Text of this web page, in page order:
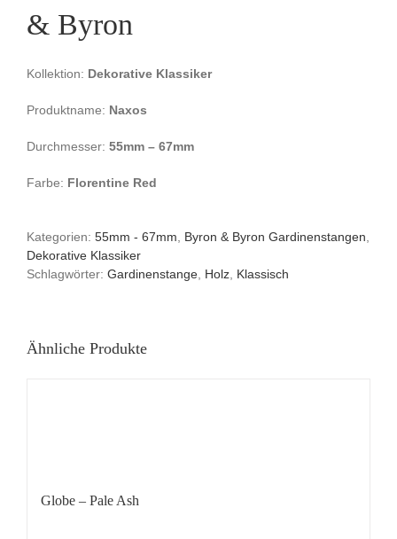
& Byron
Kollektion: Dekorative Klassiker
Produktname: Naxos
Durchmesser: 55mm – 67mm
Farbe: Florentine Red
Kategorien: 55mm - 67mm, Byron & Byron Gardinenstangen,
Dekorative Klassiker
Schlagwörter: Gardinenstange, Holz, Klassisch
Ähnliche Produkte
Globe – Pale Ash